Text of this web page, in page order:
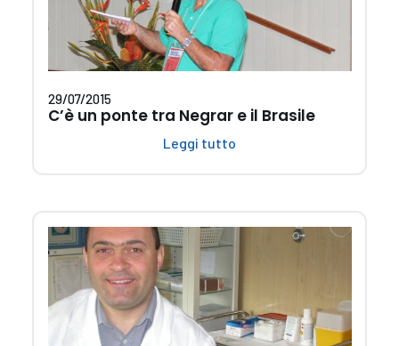
29/07/2015
C’è un ponte tra Negrar e il Brasile
Leggi tutto